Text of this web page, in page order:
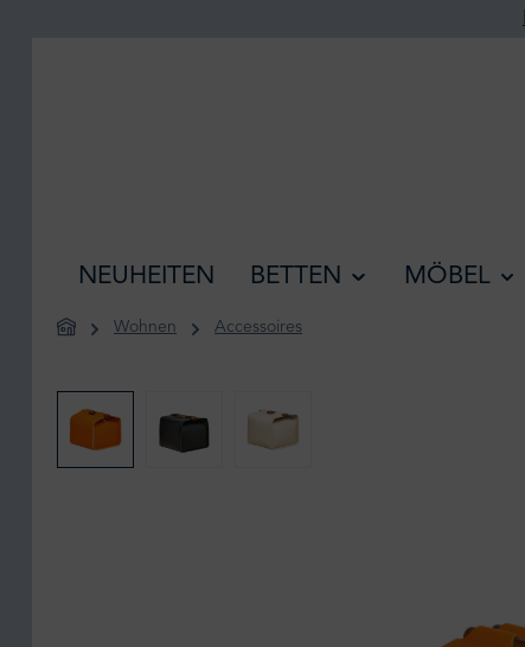
NEUHEITEN BETTEN MÖBEL
Wohnen Accessoires